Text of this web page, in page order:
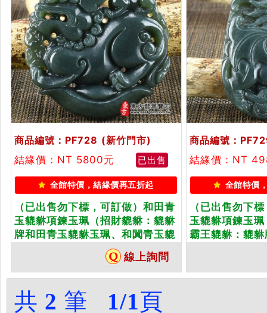
商品編號：PF728 (新竹門市)
結緣價：NT 5800元
已出售
全館特價，結緣價再五折起
（已出售勿下標，可訂做）和田青
玉貔貅項鍊玉珮（招財貔貅：貔貅
牌和田青玉貔貅玉珮、和闐青玉貔
貅玉墜）。天然和田青玉和闐青玉
貔貅，PF728。客製化訂做各種和
田青玉和闐青玉貔貅吊墜玉珮項
鍊。★附東方翡翠寶石保證卡
線上詢問
商品編號：
結緣價：NT
全館特價
（已出售勿下
玉貔貅項鍊玉
霸王貔貅：貔
製化訂做各種
共 2 筆 1/1頁